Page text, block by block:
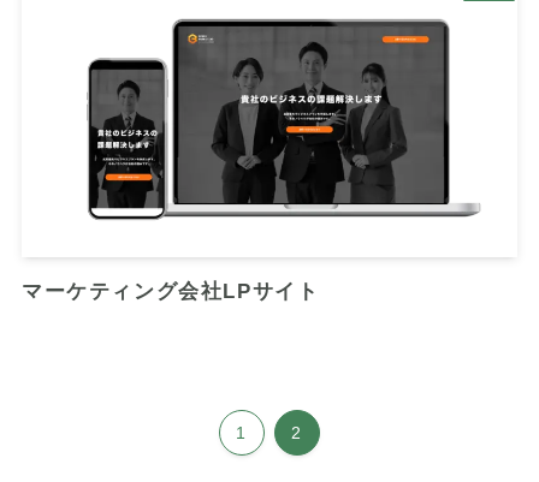
マーケティング会社LPサイト
1 2